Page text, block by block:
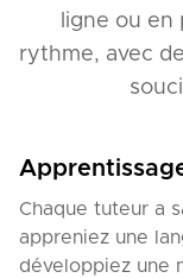
ligne ou
rythme, avec
Chaque tuteur a
appreniez une
développiez une